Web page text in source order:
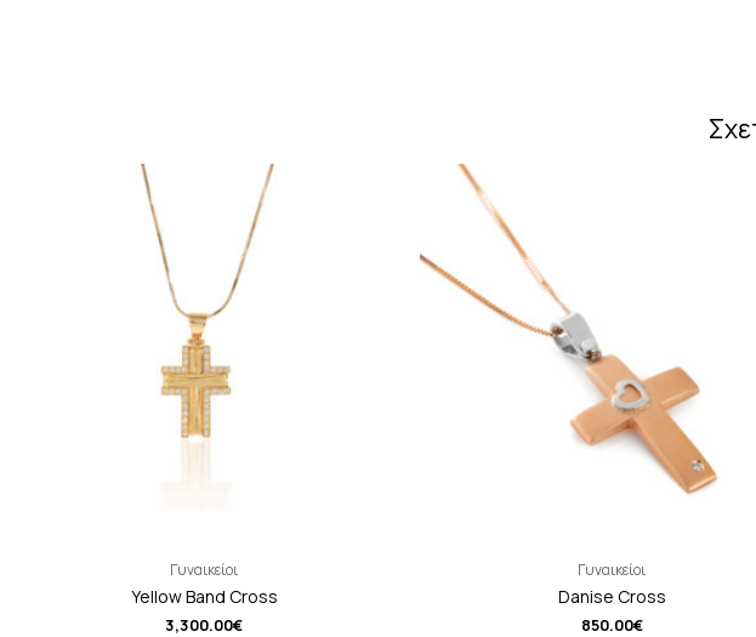
Γυναικείοι
Yellow Band Cross
3,300.00€
Γυναικείοι
Danise Cross
850.00€